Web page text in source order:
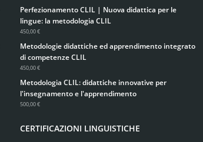
Perfezionamento CLIL | Nuova didattica per le
lingue: la metodologia CLIL
450,00 €
Metodologie didattiche ed apprendimento integrato
di competenze CLIL
450,00 €
Metodologia CLIL: didattiche innovative per
l'insegnamento e l'apprendimento
500,00 €
CERTIFICAZIONI LINGUISTICHE